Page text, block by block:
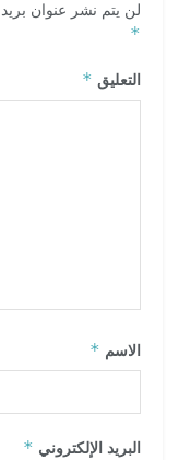
لن يتم نشر عنوان
*
التعليق *
الاسم *
البريد الإلكتروني *